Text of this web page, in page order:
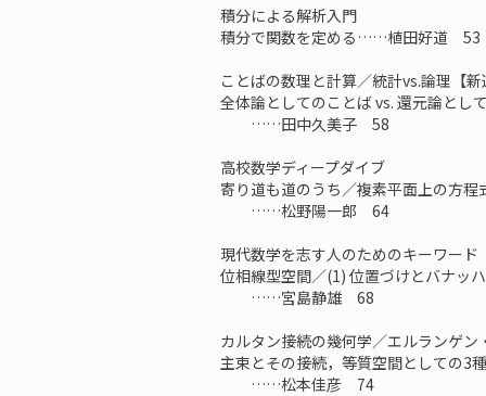
積分による解析入門
積分で関数を定める……植田好道 53
ことばの数理と計算／統計vs.論理【
全体論としてのことば vs. 還元論とし
……田中久美子 58
高校数学ディープダイブ
寄り道も道のうち／複素平面上の方程
……松野陽一郎 64
現代数学を志す人のためのキーワード
位相線型空間／(1) 位置づけとバナッ
……宮島静雄 68
カルタン接続の幾何学／エルランゲン
主束とその接続，等質空間としての3
……松本佳彦 74